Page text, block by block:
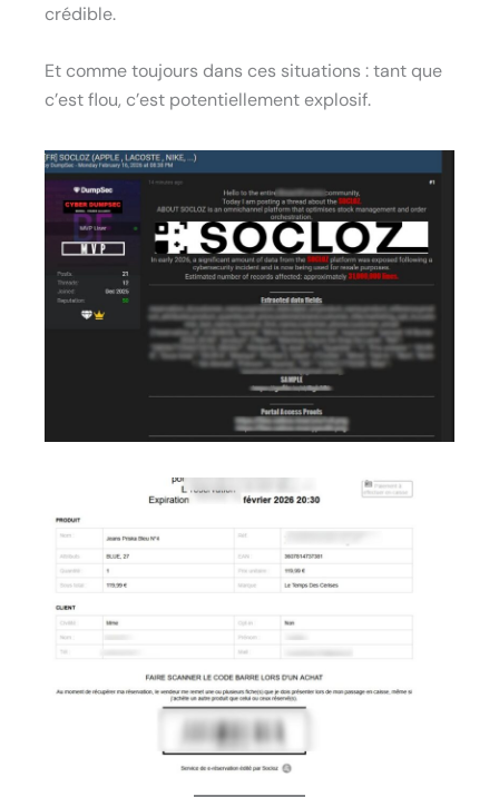
crédible.
Et comme toujours dans ces situations : tant que
c’est flou, c’est potentiellement explosif.